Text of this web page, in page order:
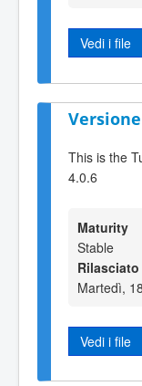
Vedi i file
Versione
This is the
4.0.6
Maturity
Stable
Martedì,
Vedi i file